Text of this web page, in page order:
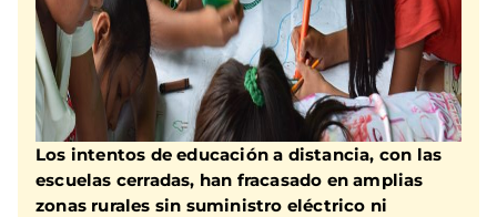
Los intentos de educación a distancia, con las
escuelas cerradas, han fracasado en amplias
zonas rurales sin suministro eléctrico ni